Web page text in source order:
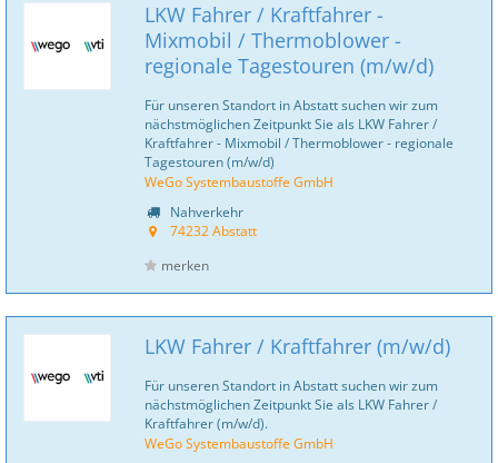
LKW Fahrer / Kraftfahrer -
Mixmobil / Thermoblower -
regionale Tagestouren (m/w/d)
Für unseren Standort in Abstatt suchen wir zum
nächstmöglichen Zeitpunkt Sie als LKW Fahrer /
Kraftfahrer - Mixmobil / Thermoblower - regionale
Tagestouren (m/w/d)
WeGo Systembaustoffe GmbH
Nahverkehr
74232 Abstatt
merken
LKW Fahrer / Kraftfahrer (m/w/d)
Für unseren Standort in Abstatt suchen wir zum
nächstmöglichen Zeitpunkt Sie als LKW Fahrer /
Kraftfahrer (m/w/d).
WeGo Systembaustoffe GmbH